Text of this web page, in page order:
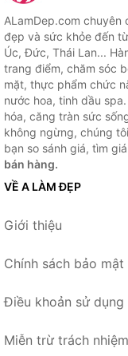
ALamDep.com chuyên
đẹp và sức khỏe đến
Úc, Đức, Thái Lan...
trang điểm, chăm sóc
mặt, thực phẩm chức
nước hoa, tinh dầu
hóa, căng tràn sức
không ngừng, chúng
bạn so sánh giá, tìm
bán hàng.
VỀ A LÀM ĐẸP
Giới thiệu
Chính sách bảo mật
Điều khoản sử dụng
Miễn trừ trách nhiệm